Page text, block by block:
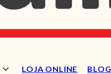
LOJA ONLINE BLOG